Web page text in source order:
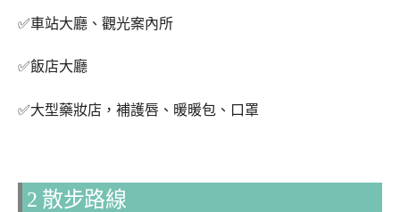
✅車站大廳、觀光案內所
✅飯店大廳
✅大型藥妝店，補護唇、暖暖包、口罩
2 散步路線